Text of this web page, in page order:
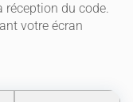
du code.
votre écran